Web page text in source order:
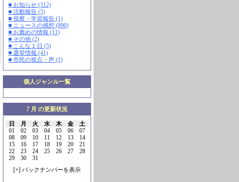
■ お知らせ (312)
■ 活動報告 (5)
■ 視察・学習報告 (1)
■ ニュースの感想 (890)
■ お薦めの情報 (11)
■ その他 (2)
■ こんな１日 (5)
■ 選挙情報 (41)
■ 市民の視点・声 (1)
個人ジャンル一覧
7 月 の更新状況
日 月 火 水 木 金
土
01
02 03 04 05 06
07
08
09 10 11 12 13
14
15
16 17 18 19 20
21
22
23 24 25 26 27
28
29
30
31
[+] バックナンバーを表示